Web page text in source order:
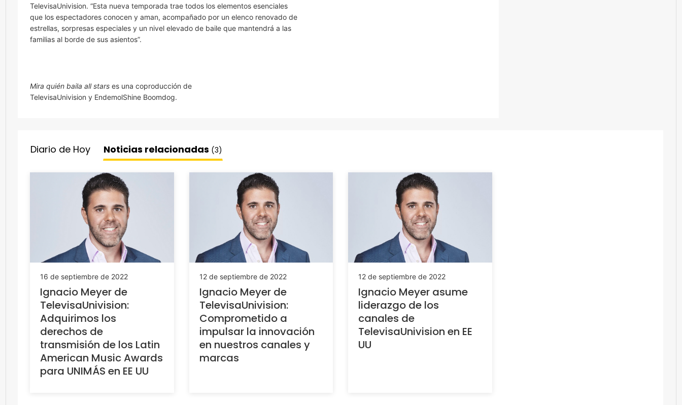
TelevisaUnivision. “Esta nueva temporada trae todos los elementos esenciales
que los espectadores conocen y aman, acompañado por un elenco renovado de
estrellas, sorpresas especiales y un nivel elevado de baile que mantendrá a las
familias al borde de sus asientos”.
Mira quién baila all stars es una coproducción de
TelevisaUnivision y EndemolShine Boomdog.
Diario de Hoy Noticias relacionadas (3)
16 de septiembre de 2022
Ignacio Meyer de
TelevisaUnivision:
Adquirimos los
derechos de
transmisión de los Latin
American Music Awards
para UNIMÁS en EE UU
12 de septiembre de 2022
Ignacio Meyer de
TelevisaUnivision:
Comprometido a
impulsar la innovación
en nuestros canales y
marcas
12 de septiembre de 2022
Ignacio Meyer asume
liderazgo de los
canales de
TelevisaUnivision en EE
UU